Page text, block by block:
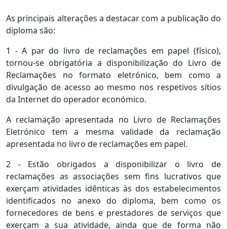
As principais alterações a destacar com a publicação do
diploma são:
1 - A par do livro de reclamações em papel (físico),
tornou-se obrigatória a disponibilização do Livro de
Reclamações no formato eletrónico, bem como a
divulgação de acesso ao mesmo nos respetivos sítios
da Internet do operador económico.
A reclamação apresentada no Livro de Reclamações
Eletrónico tem a mesma validade da reclamação
apresentada no livro de reclamações em papel.
2 - Estão obrigados a disponibilizar o livro de
reclamações as associações sem fins lucrativos que
exerçam atividades idênticas às dos estabelecimentos
identificados no anexo do diploma, bem como os
fornecedores de bens e prestadores de serviços que
exerçam a sua atividade, ainda que de forma não